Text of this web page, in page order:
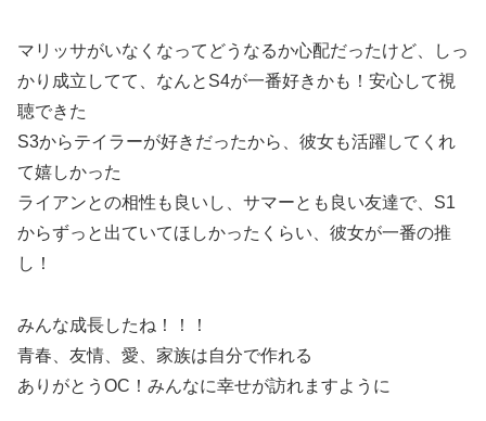
マリッサがいなくなってどうなるか心配だったけど、しっ
かり成立してて、なんとS4が一番好きかも！安心して視
聴できた
S3からテイラーが好きだったから、彼女も活躍してくれ
て嬉しかった️
ライアンとの相性も良いし、サマーとも良い友達で、S1
からずっと出ていてほしかったくらい、彼女が一番の推
し！
みんな成長したね！！！
青春、友情、愛、家族は自分で作れる‍‍‍
ありがとうOC！みんなに幸せが訪れますように